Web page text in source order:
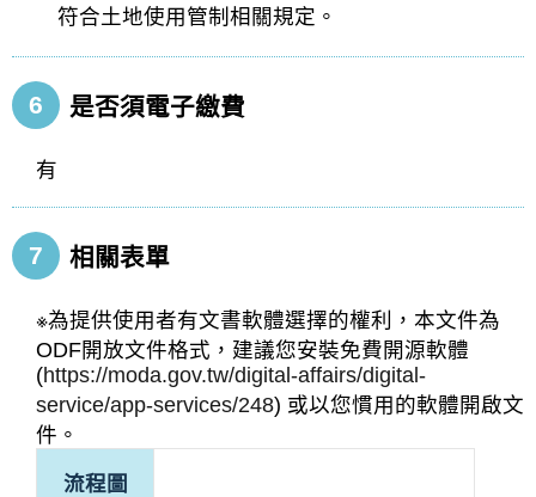
符合土地使用管制相關規定。
6 是否須電子繳費
有
7 相關表單
※為提供使用者有文書軟體選擇的權利，本文件為
ODF開放文件格式，建議您安裝免費開源軟體
(https://moda.gov.tw/digital-affairs/digital-
service/app-services/248) 或以您慣用的軟體開啟文
件。
流程圖